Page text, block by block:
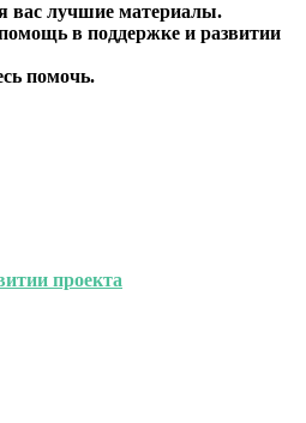
вас лучшие материалы.
в поддержке и развитии
помочь.
проекта